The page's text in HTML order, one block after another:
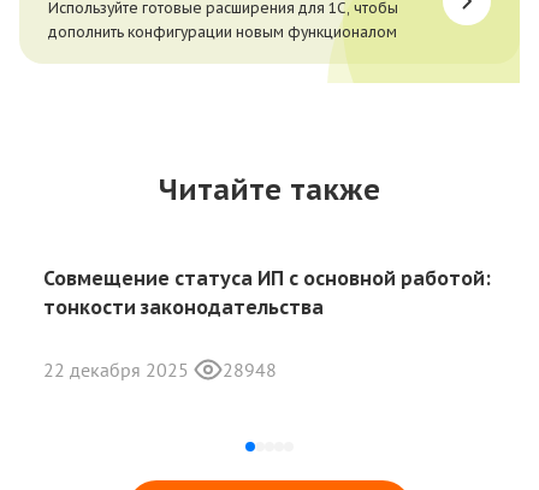
Используйте готовые расширения для 1С, чтобы
дополнить конфигурации новым функционалом
Читайте также
Совмещение статуса ИП с основной работой:
тонкости законодательства
22 декабря 2025 28948